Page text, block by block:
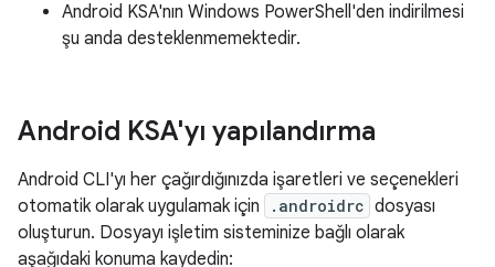
Android KSA'nın Windows PowerShell'den indirilmesi
şu anda desteklenmemektedir.
Android KSA'yı yapılandırma
Android CLI'yı her çağırdığınızda işaretleri ve seçenekleri
otomatik olarak uygulamak için
.androidrc dosyası
oluşturun. Dosyayı işletim sisteminize bağlı olarak
aşağıdaki konuma kaydedin: